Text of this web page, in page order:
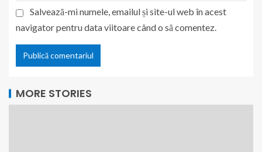
Salvează-mi numele, emailul și site-ul web în acest
navigator pentru data viitoare când o să comentez.
MORE STORIES